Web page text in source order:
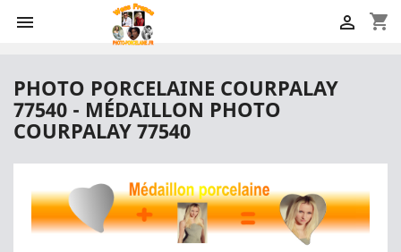
 shopping_cart

PHOTO PORCELAINE COURPALAY
77540 - MÉDAILLON PHOTO
COURPALAY 77540